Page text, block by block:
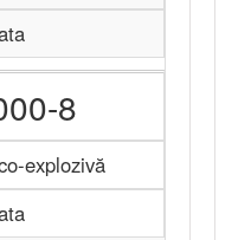
8
explozivă